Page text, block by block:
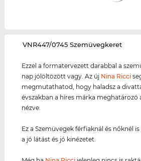
‌VNR447/0745 Szemüvegkeret
Ezzel a formatervezett darabbal a
nap jólöltözött vagy. Az új Nina Ricci
megmutathatod, hogy haladsz a
évszakban a híres márka meghatározó
nézve.
Ez a Szemüvegek férfiaknál és nőknél
a jó látást és jó kinézetet.